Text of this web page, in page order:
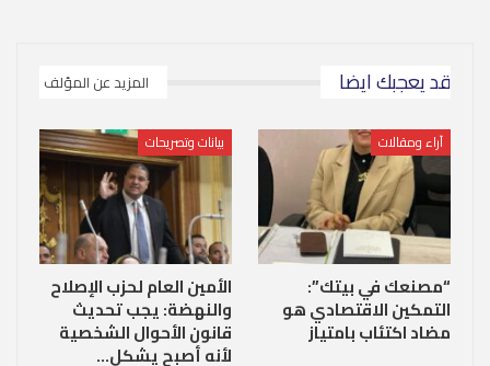
قد يعجبك ايضا المزيد عن المؤلف
آراء ومقالات
“مصنعك في بيتك”:
التمكين الاقتصادي هو
مضاد اكتئاب بامتياز
بيانات وتصريحات
الأمين العام لحزب الإصلاح
والنهضة: يجب تحديث
قانون الأحوال الشخصية
لأنه أصبح يشكل…